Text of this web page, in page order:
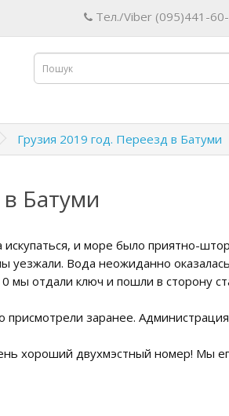
Тел./Viber (095)441-
Грузия 2019 год. Переезд в Батуми
Батуми
и море было приятно-
уезжали. Вода неожиданно
мы отдали ключ и пошли в сторону
заранее.
хороший двухмэстный номер! Мы